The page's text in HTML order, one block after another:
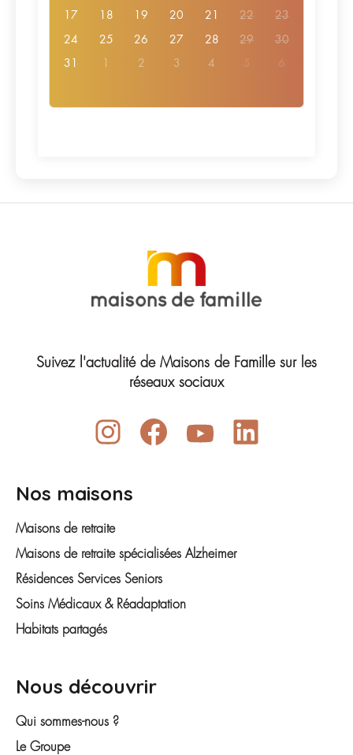
17 18 19 20 21 22 23
24 25 26 27 28 29 30
31 2 3 4 5 6
Suivez l'actualité de Maisons de Famille sur les
réseaux sociaux
Nos maisons
Maisons de retraite
Maisons de retraite spécialisées Alzheimer
Résidences Services Seniors
Soins Médicaux & Réadaptation
Habitats partagés
Nous découvrir
Qui sommes-nous ?
Le Groupe